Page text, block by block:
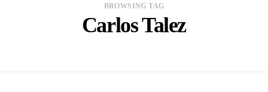
BROWSING TAG
Carlos Talez